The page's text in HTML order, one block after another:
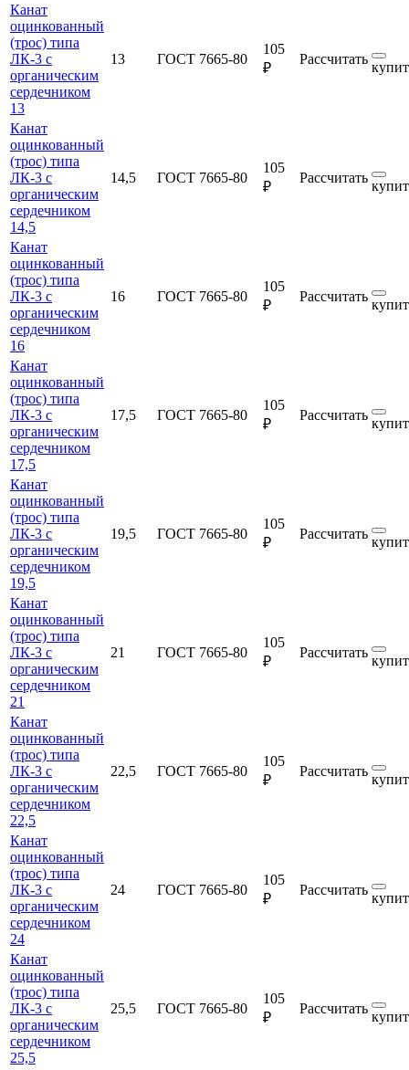
Канат
оцинкованный
(трос) типа
ЛК-3 с
органическим
сердечником
13
13 ГОСТ 7665-80
105
₽
Рассчитать
Канат
оцинкованный
(трос) типа
ЛК-3 с
органическим
сердечником
14,5
14,5 ГОСТ 7665-80
105
₽
Рассчитать
Канат
оцинкованный
(трос) типа
ЛК-3 с
органическим
сердечником
16
16 ГОСТ 7665-80
105
₽
Рассчитать
Канат
оцинкованный
(трос) типа
ЛК-3 с
органическим
сердечником
17,5
17,5 ГОСТ 7665-80
105
₽
Рассчитать
Канат
оцинкованный
(трос) типа
ЛК-3 с
органическим
сердечником
19,5
19,5 ГОСТ 7665-80
105
₽
Рассчитать
Канат
оцинкованный
(трос) типа
ЛК-3 с
органическим
сердечником
21
21 ГОСТ 7665-80
105
₽
Рассчитать
Канат
оцинкованный
(трос) типа
ЛК-3 с
органическим
сердечником
22,5
22,5 ГОСТ 7665-80
105
₽
Рассчитать
Канат
оцинкованный
(трос) типа
ЛК-3 с
органическим
сердечником
24
24 ГОСТ 7665-80
105
₽
Рассчитать
Канат
оцинкованный
(трос) типа
ЛК-3 с
органическим
сердечником
25,5
25,5 ГОСТ 7665-80
105
₽
Рассчитать